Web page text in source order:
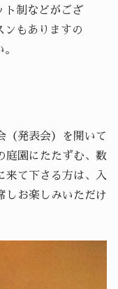
ト制などがござ
ンもありますの
（発表会）を開いて
庭園にたたずむ、数
来て下さる方は、入
しお楽しみいただけ